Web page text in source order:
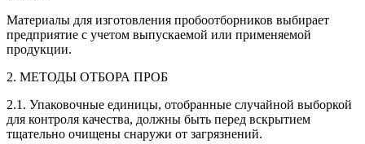
Материалы для изготовления пробоотборников выбирает
предприятие с учетом выпускаемой или применяемой
продукции.
2. МЕТОДЫ ОТБОРА ПРОБ
2.1. Упаковочные единицы, отобранные случайной выборкой
для контроля качества, должны быть перед вскрытием
тщательно очищены снаружи от загрязнений.